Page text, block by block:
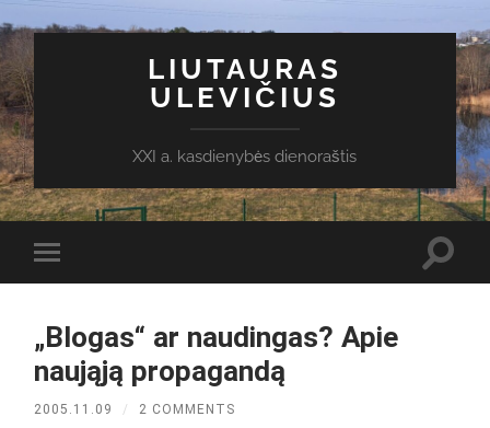
LIUTAURAS
ULEVIČIUS
XXI a. kasdienybės dienoraštis
Toggle
mobile
„Blogas“ ar naudingas? Apie
naująją propagandą
2005.11.09 / 2 COMMENTS